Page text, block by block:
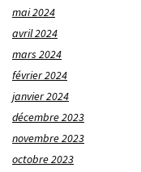
mai 2024
avril 2024
mars 2024
février 2024
janvier 2024
décembre 2023
novembre 2023
octobre 2023